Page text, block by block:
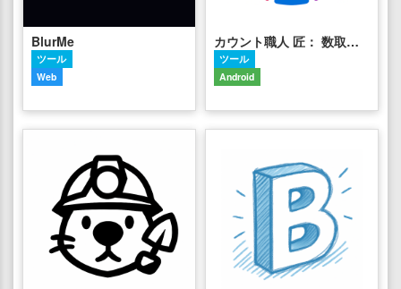
BlurMe
ツール
Web
カウント職人 匠： 数取器 - カウンター
ツール
Android